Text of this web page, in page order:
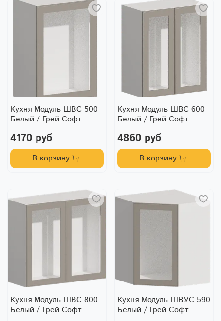
Кухня Модуль ШВС 500
Белый / Грей Софт
4170 руб
В корзину
Кухня Модуль ШВС 600
Белый / Грей Софт
4860 руб
В корзину
Кухня Модуль ШВС 800
Белый / Грей Софт
Кухня Модуль ШВУС 590
Белый / Грей Софт